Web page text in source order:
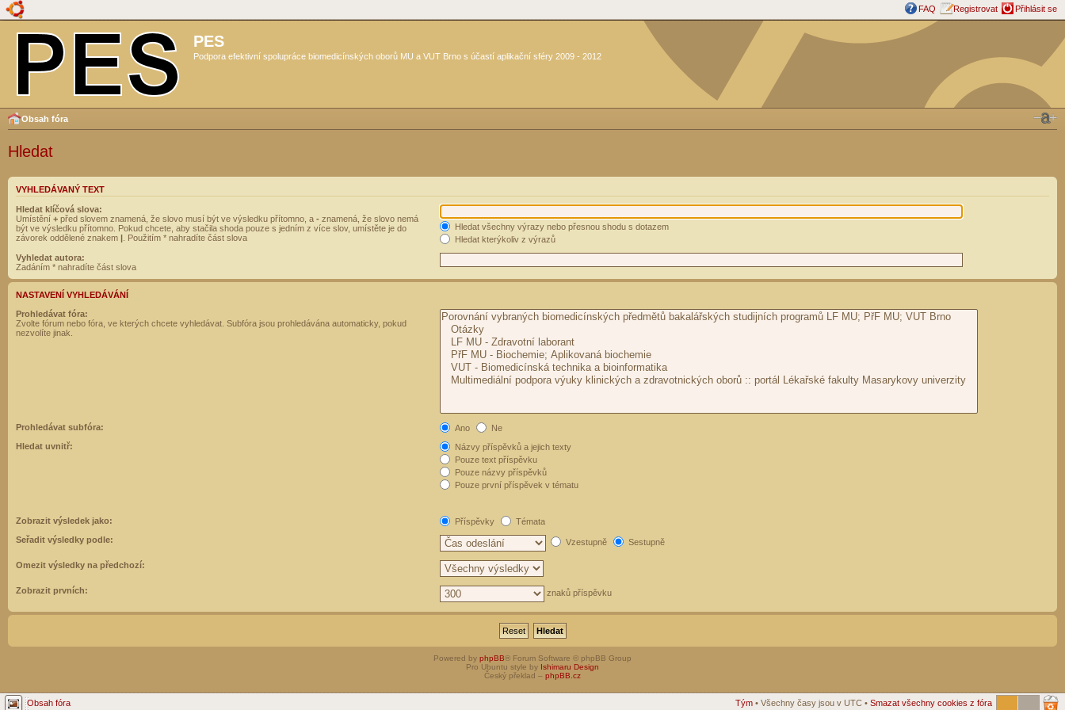
FAQ Registrovat Přihlásit se
PES
Podpora efektivní spolupráce biomedicínských oborů MU a VUT Brno s účastí aplikační sféry 2009 - 2012
Obsah fóra
Hledat
VYHLEDÁVANÝ TEXT
Hledat klíčová slova:
Umístění + před slovem znamená, že slovo musí být ve výsledku přítomno, a - znamená, že slovo nemá
být ve výsledku přítomno. Pokud chcete, aby stačila shoda pouze s jedním z více slov, umístěte je do
závorek oddělené znakem | . Použitím * nahradíte část slova
Hledat všechny výrazy nebo přesnou shodu s dotazem
Hledat kterýkoliv z výrazů
Vyhledat autora:
Zadáním * nahradíte část slova
NASTAVENÍ VYHLEDÁVÁNÍ
Prohledávat fóra:
Zvolte fórum nebo fóra, ve kterých chcete vyhledávat. Subfóra jsou prohledávána automaticky, pokud
nezvolíte jinak.
Prohledávat subfóra: Ano
Ne
Hledat uvnitř:
Názvy příspěvků a jejich texty
Pouze text příspěvku
Pouze názvy příspěvků
Pouze první příspěvek v tématu
Zobrazit výsledek jako: Příspěvky
Témata
Seřadit výsledky podle:
Vzestupně Sestupně
Omezit výsledky na předchozí:
Zobrazit prvních: znaků příspěvku
Powered by phpBB® Forum Software © phpBB Group
Pro Ubuntu style by Ishimaru Design
Český překlad – phpBB.cz
Obsah fóra Tým • Všechny časy jsou v UTC • Smazat všechny cookies z fóra